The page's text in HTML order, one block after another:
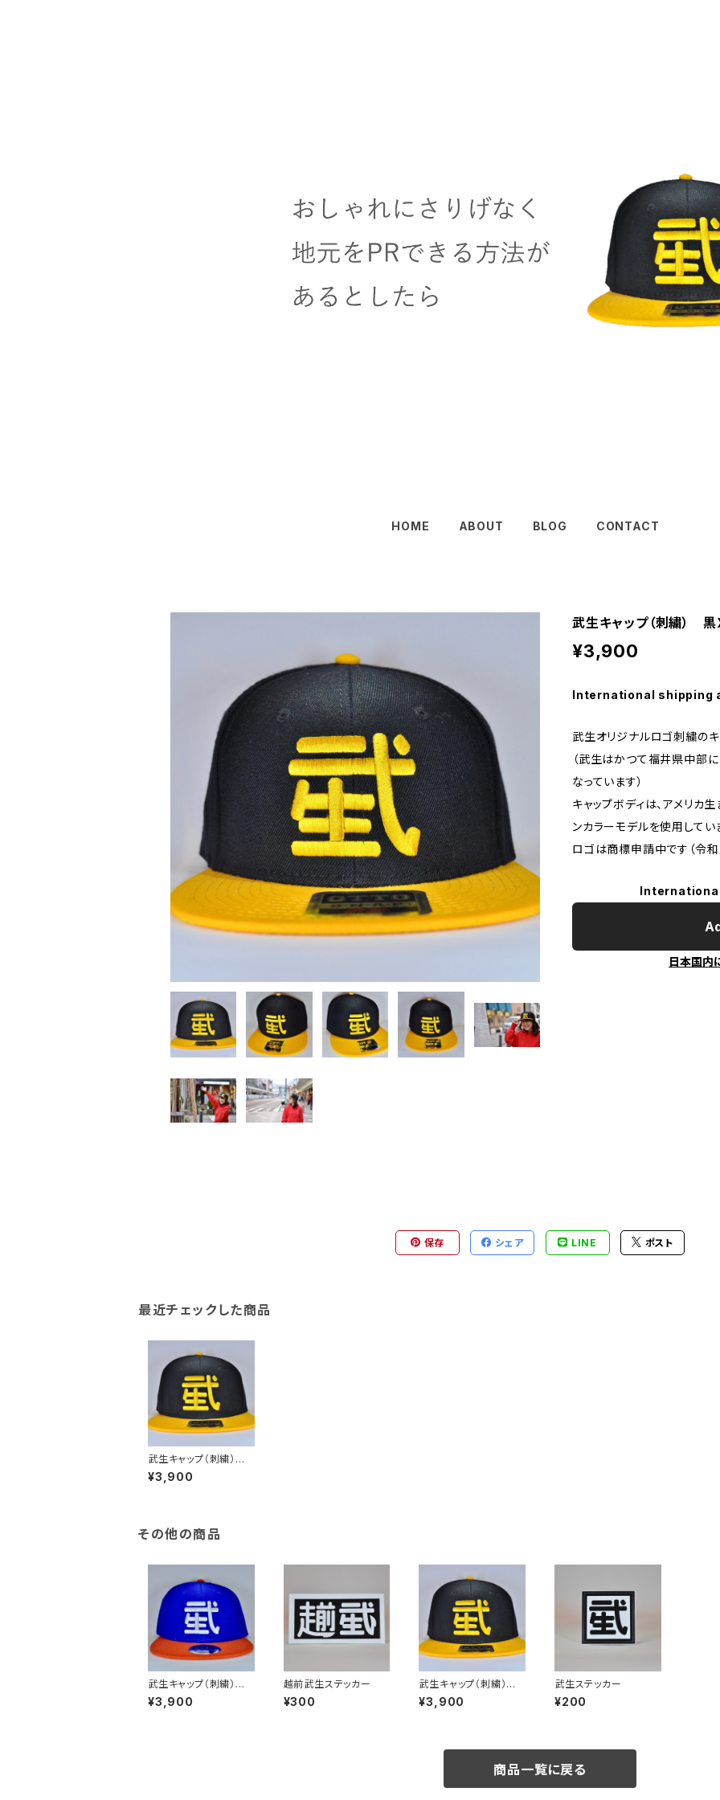
HOME ABOUT BLOG CONTACT
武生キャップ（刺繍） 黒
¥3,900
International shipping
武生オリジナルロゴ刺繍のキ
（武生はかつて福井県中部
なっています）
キャップボディは、アメリカ
ンカラーモデルを使用してい
ロゴは商標申請中です（令和
日本国内
保存 シェア LINE ポスト
最近チェックした商品
武生キャップ（刺繍）
黒Ｘ黄
¥3,900
その他の商品
武生キャップ（刺繍）
青Ｘ橙
¥3,900
越前武生ステッカー
¥300
武生キャップ（刺繍）
黒Ｘ黄
¥3,900
武生ステッカー
¥200
商品一覧に戻る